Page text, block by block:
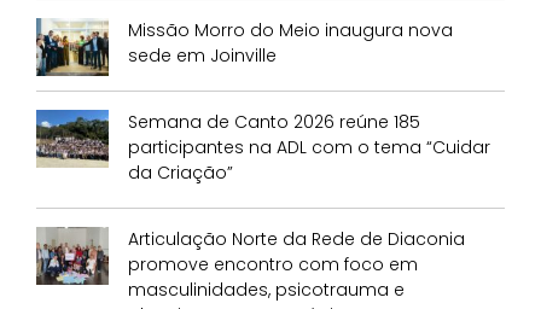
Missão Morro do Meio inaugura nova
sede em Joinville
Semana de Canto 2026 reúne 185
participantes na ADL com o tema “Cuidar
da Criação”
Articulação Norte da Rede de Diaconia
promove encontro com foco em
masculinidades, psicotrauma e